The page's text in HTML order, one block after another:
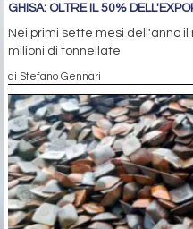
GHISA: OLTRE IL 50%
Nei primi sette mesi dell'anno il
milioni di tonnellate
di Stefano Gennari